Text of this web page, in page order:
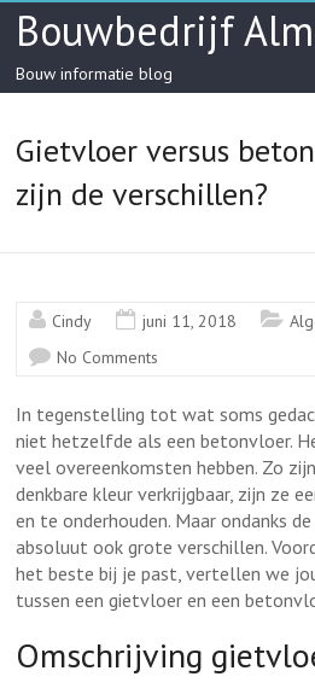
SkipBouwbedrijf
Bouw informatie blog
Gietvloer versus
zijn de verschillen?
Cindy juni 11, 2018
No Comments
In tegenstelling tot wat soms
niet hetzelfde als een betonvloer.
veel overeenkomsten hebben. Zo
denkbare kleur verkrijgbaar, zijn ze
en te onderhouden. Maar ondanks
absoluut ook grote verschillen.
het beste bij je past, vertellen we
tussen een gietvloer en een
Omschrijving